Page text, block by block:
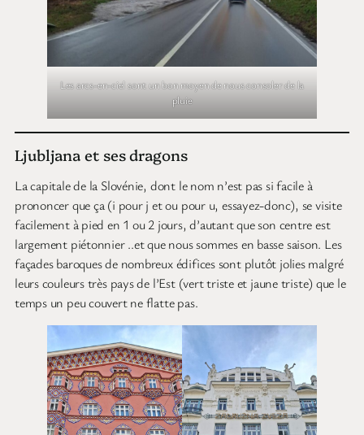
Les arcs-en-ciel sont un bon moyen de nous consoler de la
pluie
Ljubljana et ses dragons
La capitale de la Slovénie, dont le nom n’est pas si facile à
prononcer que ça (i pour j et ou pour u, essayez-donc), se visite
facilement à pied en 1 ou 2 jours, d’autant que son centre est
largement piétonnier ..et que nous sommes en basse saison. Les
façades baroques de nombreux édifices sont plutôt jolies malgré
leurs couleurs très pays de l’Est (vert triste et jaune triste) que le
temps un peu couvert ne flatte pas.